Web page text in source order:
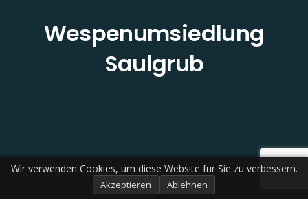
Wespenumsiedlung
Saulgrub
Wir verwenden Cookies, um diese Website für Sie zu verbessern.
Akzeptieren Ablehnen